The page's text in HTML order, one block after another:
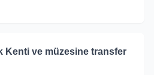
Kenti ve müzesine transfer